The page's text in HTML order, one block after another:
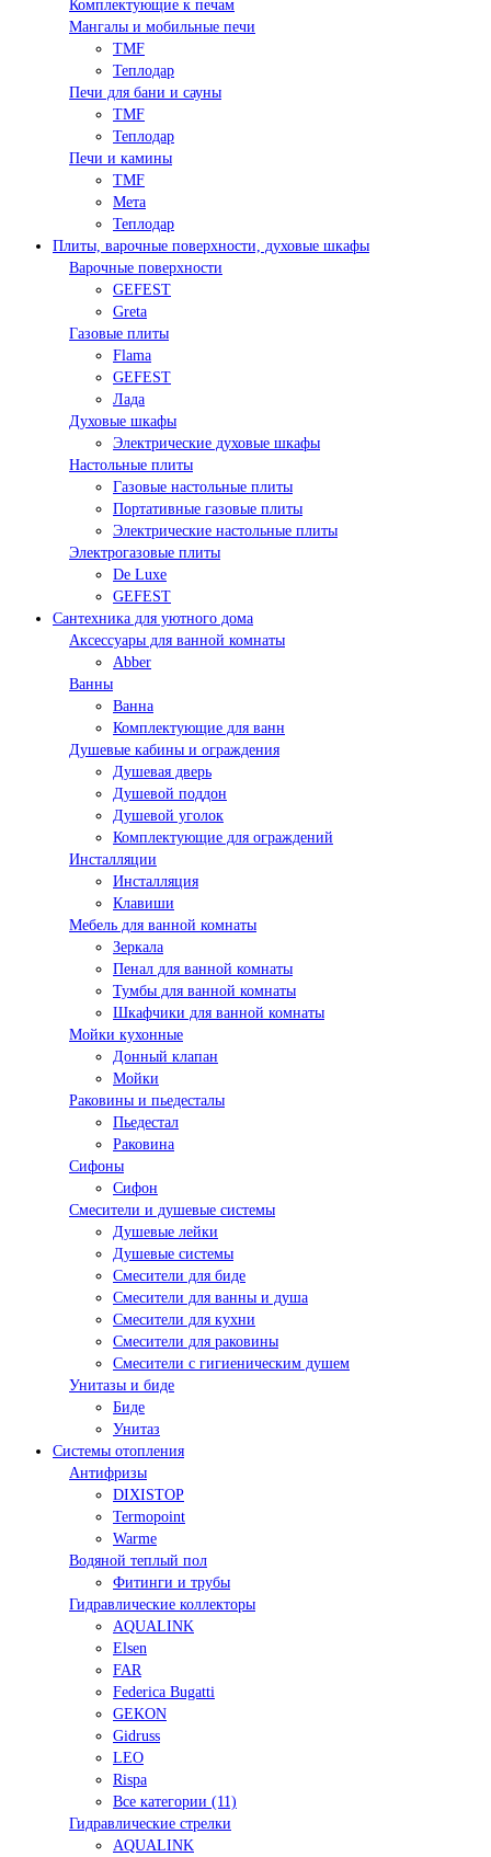
Комплектующие к печам
Мангалы и мобильные печи
TMF
Теплодар
Печи для бани и сауны
TMF
Теплодар
Печи и камины
TMF
Мета
Теплодар
Плиты, варочные поверхности, духовые шкафы
Варочные поверхности
GEFEST
Greta
Газовые плиты
Flama
GEFEST
Лада
Духовые шкафы
Электрические духовые шкафы
Настольные плиты
Газовые настольные плиты
Портативные газовые плиты
Электрические настольные плиты
Электрогазовые плиты
De Luxe
GEFEST
Сантехника для уютного дома
Аксессуары для ванной комнаты
Abber
Ванны
Ванна
Комплектующие для ванн
Душевые кабины и ограждения
Душевая дверь
Душевой поддон
Душевой уголок
Комплектующие для ограждений
Инсталляции
Инсталляция
Клавиши
Мебель для ванной комнаты
Зеркала
Пенал для ванной комнаты
Тумбы для ванной комнаты
Шкафчики для ванной комнаты
Мойки кухонные
Донный клапан
Мойки
Раковины и пьедесталы
Пьедестал
Раковина
Сифоны
Сифон
Смесители и душевые системы
Душевые лейки
Душевые системы
Смесители для биде
Смесители для ванны и душа
Смесители для кухни
Смесители для раковины
Смесители с гигиеническим душем
Унитазы и биде
Биде
Унитаз
Системы отопления
Антифризы
DIXISTOP
Termopoint
Warme
Водяной теплый пол
Фитинги и трубы
Гидравлические коллекторы
AQUALINK
Elsen
FAR
Federica Bugatti
GEKON
Gidruss
LEO
Rispa
Все категории (11)
Гидравлические стрелки
AQUALINK